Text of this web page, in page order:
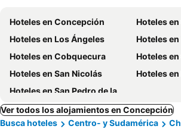
Hoteles en Concepción
Hoteles
Hoteles en Los Ángeles
Hoteles
Hoteles en Cobquecura
Hoteles
Hoteles en San Nicolás
Hoteles en
Hoteles en San Pedro de la Paz
Ver todos los alojamientos en Concepción
Busca hoteles
Centro- y Sudamérica